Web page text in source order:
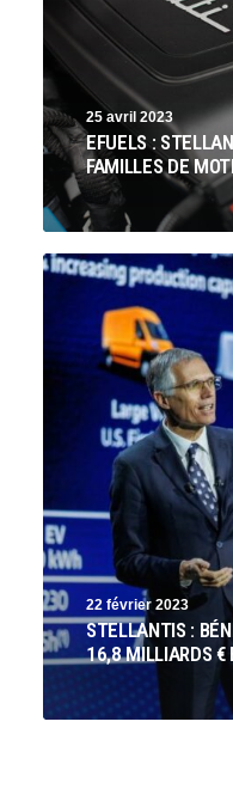
25 avril 2023
EFUELS :
FAMILLES DE
22 février 2023
STELLANTIS :
16,8 MILLIARDS €